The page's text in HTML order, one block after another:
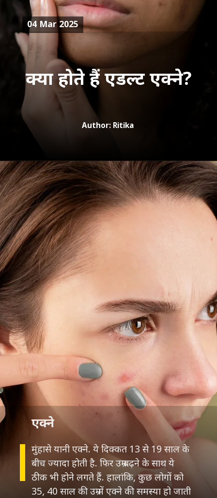
क्या होते हैं एडल्ट एक्ने?
04 Mar 2025
Author: Ritika
मुंहासे यानी एक्ने. ये दिक्कत 13 से 19 साल के
बीच ज्यादा होती है. फिर उम्र बढ़ने के साथ ये
ठीक भी होने लगते हैं. हालांकि, कुछ लोगों को
35, 40 साल की उम्र में एक्ने की समस्या हो जाती
एक्ने